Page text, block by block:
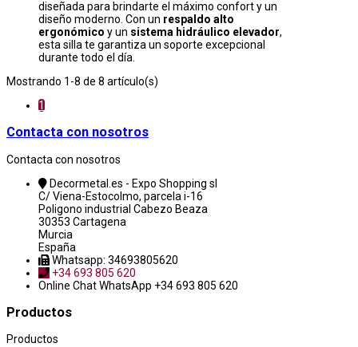
diseñada para brindarte el máximo confort y un
diseño moderno. Con un respaldo alto
ergonómico y un sistema hidráulico elevador,
esta silla te garantiza un soporte excepcional
durante todo el día.
Mostrando 1-8 de 8 artículo(s)
1
Contacta con nosotros
Contacta con nosotros
Decormetal.es - Expo Shopping sl
C/ Viena-Estocolmo, parcela i-16
Poligono industrial Cabezo Beaza
30353 Cartagena
Murcia
España
Whatsapp: 34693805620
+34 693 805 620
Online ChatWhatsApp +34 693 805 620
Productos
Productos